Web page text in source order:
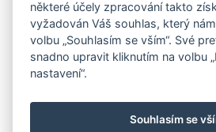
některé účely zpracování takto
vyžadován Váš souhlas, který
volbu „Souhlasím se vším“. Své
snadno upravit kliknutím na volbu
nastavení“.
Souhlasím se